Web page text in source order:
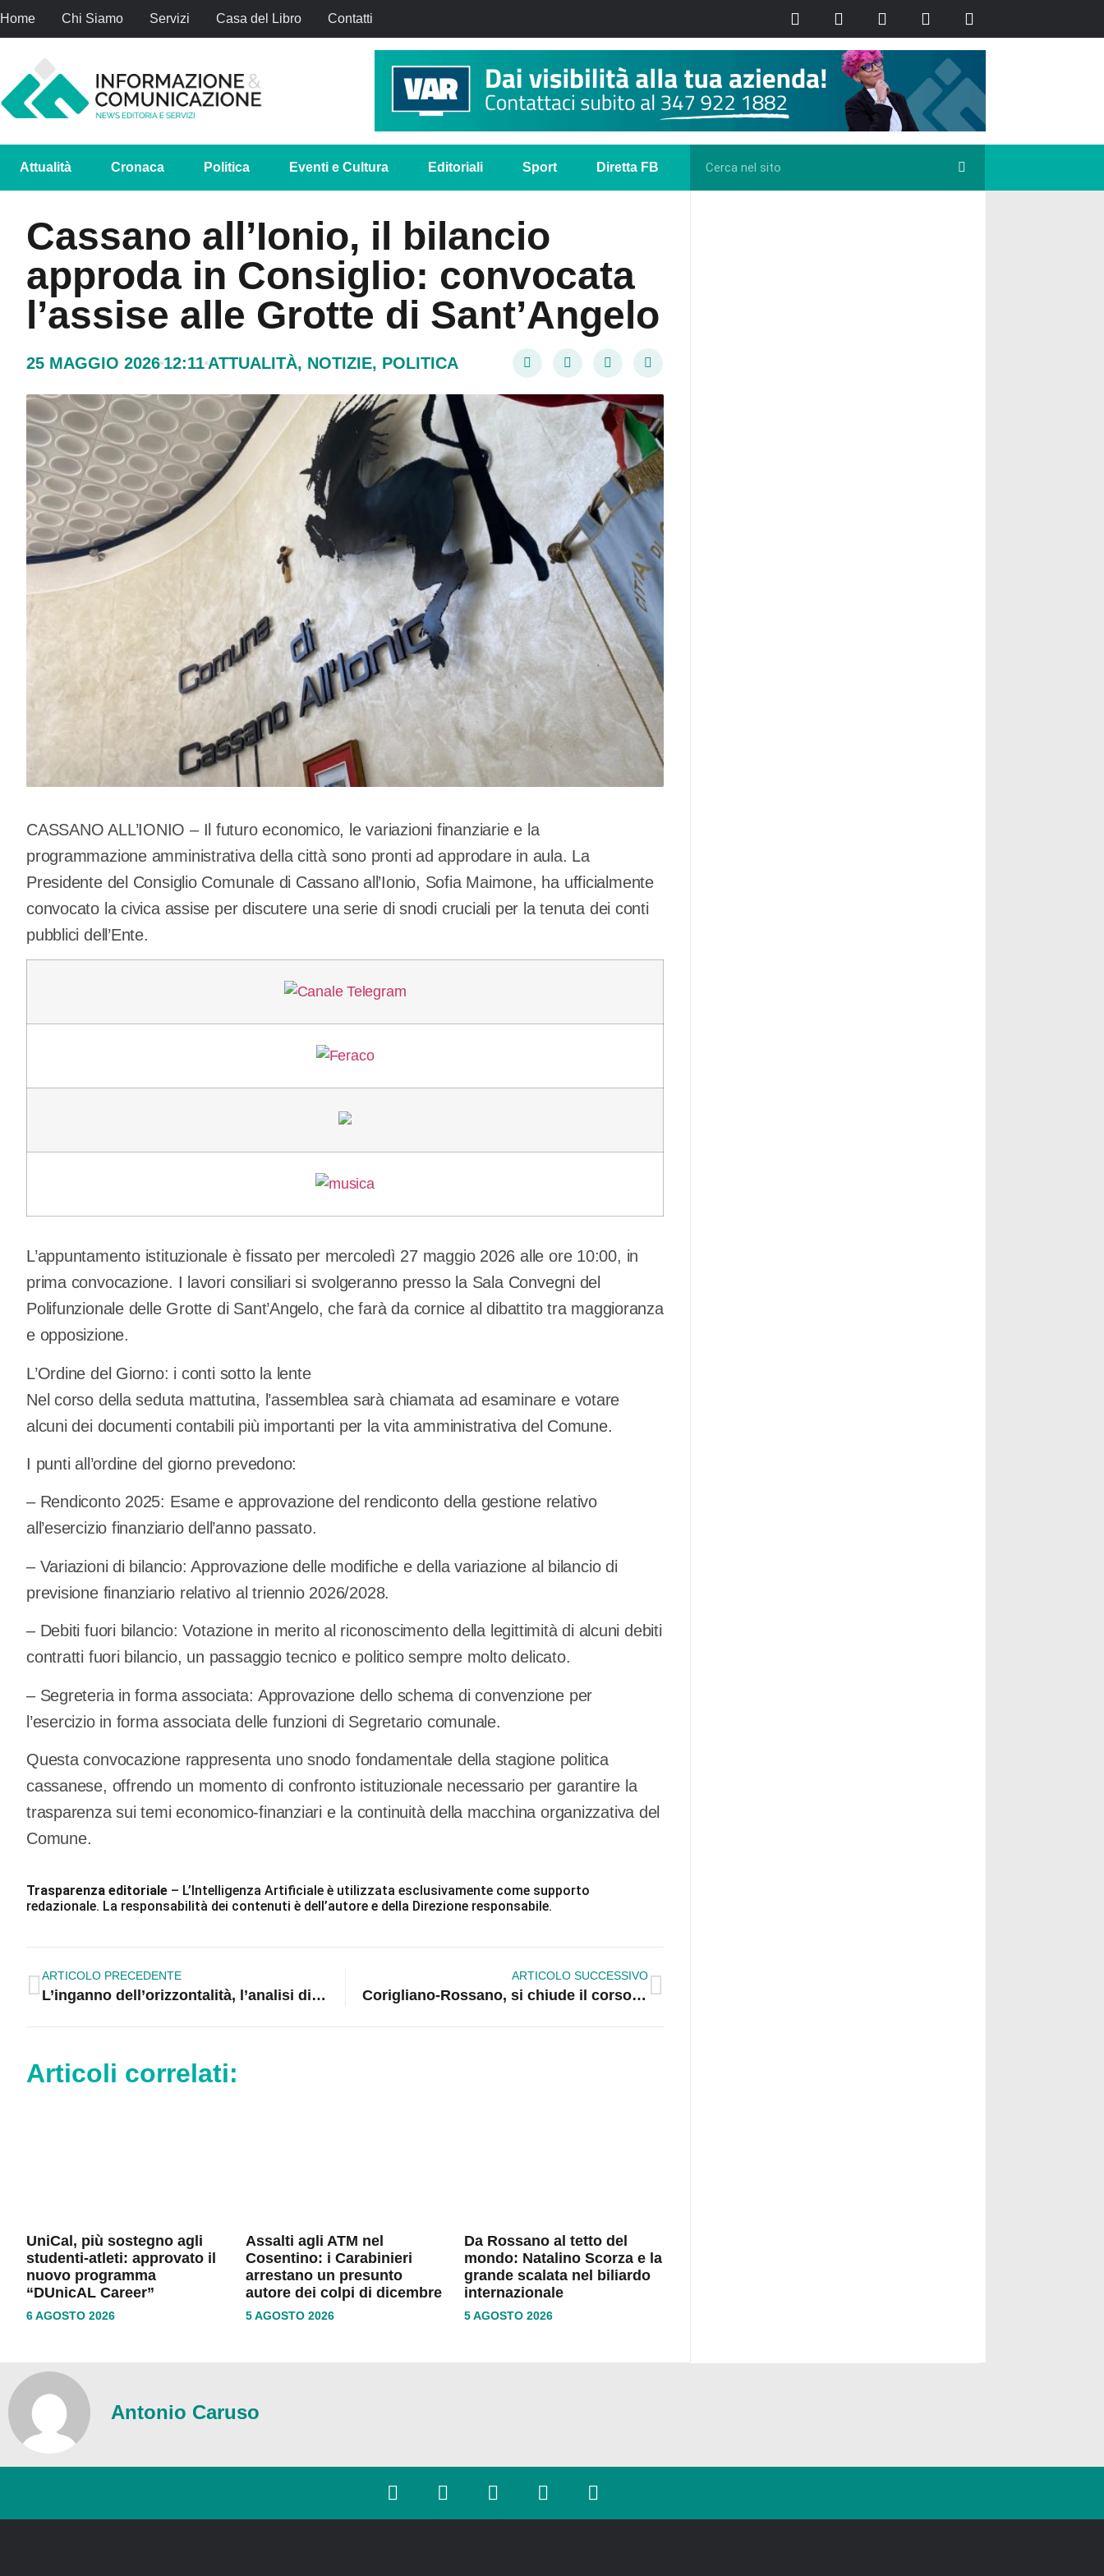
Home Chi Siamo Servizi Casa del Libro Contatti
Attualità Cronaca Politica Eventi e Cultura Editoriali Sport Diretta FB
Cassano all’Ionio, il bilancio
approda in Consiglio: convocata
l’assise alle Grotte di Sant’Angelo
25 MAGGIO 2026 12:11 ATTUALITÀ, NOTIZIE, POLITICA
CASSANO ALL’IONIO – Il futuro economico, le variazioni finanziarie e la
programmazione amministrativa della città sono pronti ad approdare in aula. La
Presidente del Consiglio Comunale di Cassano all’Ionio, Sofia Maimone, ha ufficialmente
convocato la civica assise per discutere una serie di snodi cruciali per la tenuta dei conti
pubblici dell’Ente.
L’appuntamento istituzionale è fissato per mercoledì 27 maggio 2026 alle ore 10:00, in
prima convocazione. I lavori consiliari si svolgeranno presso la Sala Convegni del
Polifunzionale delle Grotte di Sant’Angelo, che farà da cornice al dibattito tra maggioranza
e opposizione.
L’Ordine del Giorno: i conti sotto la lente
Nel corso della seduta mattutina, l’assemblea sarà chiamata ad esaminare e votare
alcuni dei documenti contabili più importanti per la vita amministrativa del Comune.
I punti all’ordine del giorno prevedono:
– Rendiconto 2025: Esame e approvazione del rendiconto della gestione relativo
all’esercizio finanziario dell’anno passato.
– Variazioni di bilancio: Approvazione delle modifiche e della variazione al bilancio di
previsione finanziario relativo al triennio 2026/2028.
– Debiti fuori bilancio: Votazione in merito al riconoscimento della legittimità di alcuni debiti
contratti fuori bilancio, un passaggio tecnico e politico sempre molto delicato.
– Segreteria in forma associata: Approvazione dello schema di convenzione per
l’esercizio in forma associata delle funzioni di Segretario comunale.
Questa convocazione rappresenta uno snodo fondamentale della stagione politica
cassanese, offrendo un momento di confronto istituzionale necessario per garantire la
trasparenza sui temi economico-finanziari e la continuità della macchina organizzativa del
Comune.
Trasparenza editoriale – L’Intelligenza Artificiale è utilizzata esclusivamente come supporto
redazionale. La responsabilità dei contenuti è dell’autore e della Direzione responsabile.
ARTICOLO PRECEDENTE
L’inganno dell’orizzontalità, l’analisi di Mazza: «Quando la democrazia rinuncia alla competenza»
ARTICOLO SUCCESSIVO
Corigliano-Rossano, si chiude il corso sulla “Storia della Calabria”: un viaggio tra identità e innovazione didattica
Articoli correlati:
UniCal, più sostegno agli
studenti-atleti: approvato il
nuovo programma
“DUnicAL Career”
6 AGOSTO 2026
Assalti agli ATM nel
Cosentino: i Carabinieri
arrestano un presunto
autore dei colpi di dicembre
5 AGOSTO 2026
Da Rossano al tetto del
mondo: Natalino Scorza e la
grande scalata nel biliardo
internazionale
5 AGOSTO 2026
Antonio Caruso